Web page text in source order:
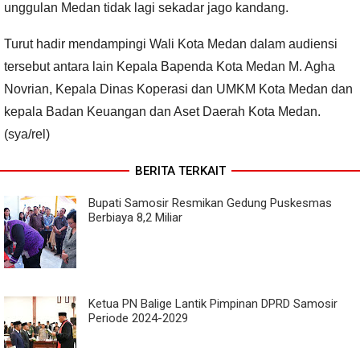
unggulan Medan tidak lagi sekadar jago kandang.
Turut hadir mendampingi Wali Kota Medan dalam audiensi
tersebut antara lain Kepala Bapenda Kota Medan M. Agha
Novrian, Kepala Dinas Koperasi dan UMKM Kota Medan dan
kepala Badan Keuangan dan Aset Daerah Kota Medan.
(sya/rel)
BERITA TERKAIT
Bupati Samosir Resmikan Gedung Puskesmas
Berbiaya 8,2 Miliar
Ketua PN Balige Lantik Pimpinan DPRD Samosir
Periode 2024-2029